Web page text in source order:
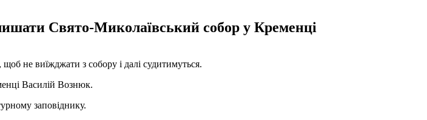
Свято-Миколаївський собор у Кременці
не виїжджати з собору і далі судитимуться.
Василій Вознюк.
заповіднику.